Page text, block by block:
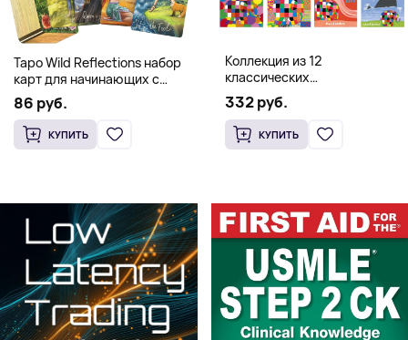
Таро Wild Reflections набор
карт для начинающих с
книгой (78 карт, золочёные
края)
86 руб.
КУПИТЬ
Коллекция из 12
классических
иллюстрированных книг об
Элмере от Дэвида Макки
332 руб.
КУПИТЬ